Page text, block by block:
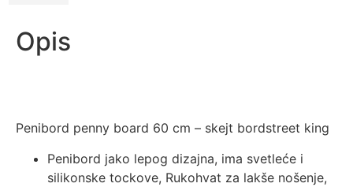
Opis
Penibord penny board 60 cm – skejt bordstreet king
Penibord jako lepog dizajna, ima svetleće i
silikonske tockove, Rukohvat za lakše nošenje,